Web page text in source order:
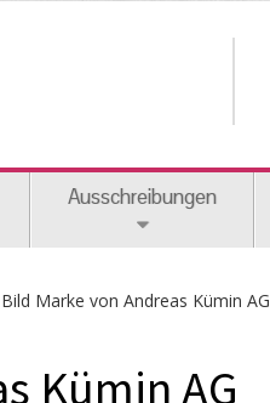
Ausschreibungen
Marke von Andreas Kümin AG
Kümin AG